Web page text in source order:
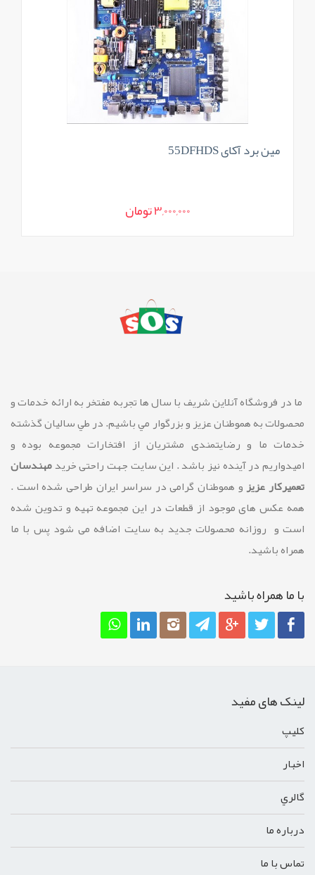
مین برد آکای 55DFHDS
3,000,000 تومان
ما در فروشگاه آنلاین شريف با سال ها تجربه مفتخر به ارائه خدمات و
محصولات به هموطنان عزیز و بزرگوار مي باشيم. در طي ساليان گذشته
خدمات ما و رضايتمندی مشتريان از افتخارات مجموعه بوده و
امیدواریم در آینده نیز باشد . این سایت جهت راحتی خریدمهندسان
تعمیرکار عزیزو هموطنان گرامی در سراسر ایران طراحی شده است .
همه عکس های موجود از قطعات در این مجموعه تهیه و تدوین شده
است و روزانه محصولات جدید به سایت اضافه می شود پس با ما
همراه باشید.
با ما همراه باشيد
لینک های مفید
کليپ
اخبار
گالري
درباره ما
تماس با ما